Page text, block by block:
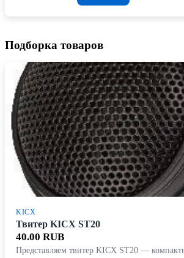
Подборка товаров
KICX
Твитер KICX ST20
40.00 RUB
Представляем твитер KICX ST20 —